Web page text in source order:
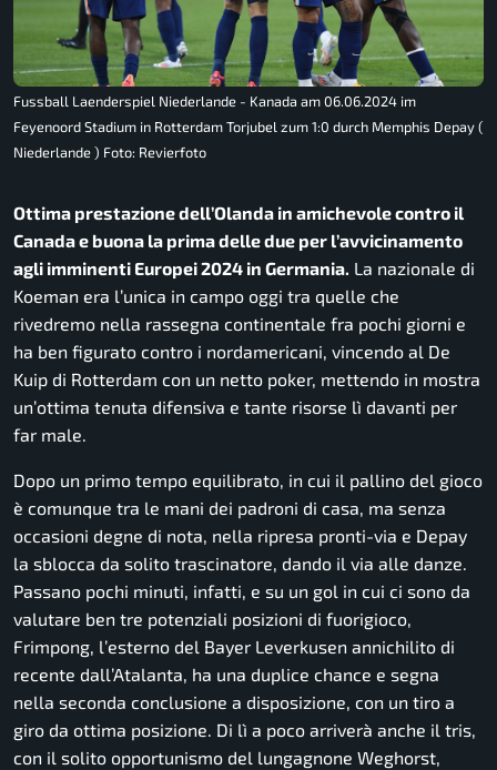
Fussball Laenderspiel Niederlande - Kanada am 06.06.2024 im
Feyenoord Stadium in Rotterdam Torjubel zum 1:0 durch Memphis Depay (
Niederlande ) Foto: Revierfoto
Ottima prestazione dell’Olanda in amichevole contro il
Canada e buona la prima delle due per l’avvicinamento
agli imminenti Europei 2024 in Germania. La nazionale di
Koeman era l’unica in campo oggi tra quelle che
rivedremo nella rassegna continentale fra pochi giorni e
ha ben figurato contro i nordamericani, vincendo al De
Kuip di Rotterdam con un netto poker, mettendo in mostra
un’ottima tenuta difensiva e tante risorse lì davanti per
far male.
Dopo un primo tempo equilibrato, in cui il pallino del gioco
è comunque tra le mani dei padroni di casa, ma senza
occasioni degne di nota, nella ripresa pronti-via e Depay
la sblocca da solito trascinatore, dando il via alle danze.
Passano pochi minuti, infatti, e su un gol in cui ci sono da
valutare ben tre potenziali posizioni di fuorigioco,
Frimpong, l’esterno del Bayer Leverkusen annichilito di
recente dall’Atalanta, ha una duplice chance e segna
nella seconda conclusione a disposizione, con un tiro a
giro da ottima posizione. Di lì a poco arriverà anche il tris,
con il solito opportunismo del lungagnone Weghorst,